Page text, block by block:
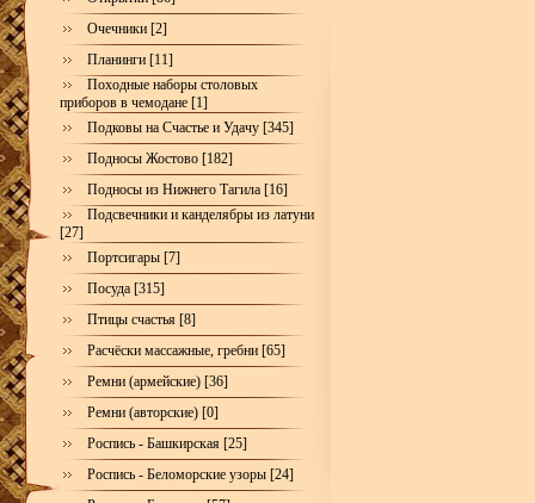
Очечники [2]
Планинги [11]
Походные наборы столовых
приборов в чемодане [1]
Подковы на Счастье и Удачу [345]
Подносы Жостово [182]
Подносы из Нижнего Тагила [16]
Подсвечники и канделябры из латуни
[27]
Портсигары [7]
Посуда [315]
Птицы счастья [8]
Расчёски массажные, гребни [65]
Ремни (армейские) [36]
Ремни (авторские) [0]
Роспись - Башкирская [25]
Роспись - Беломорские узоры [24]